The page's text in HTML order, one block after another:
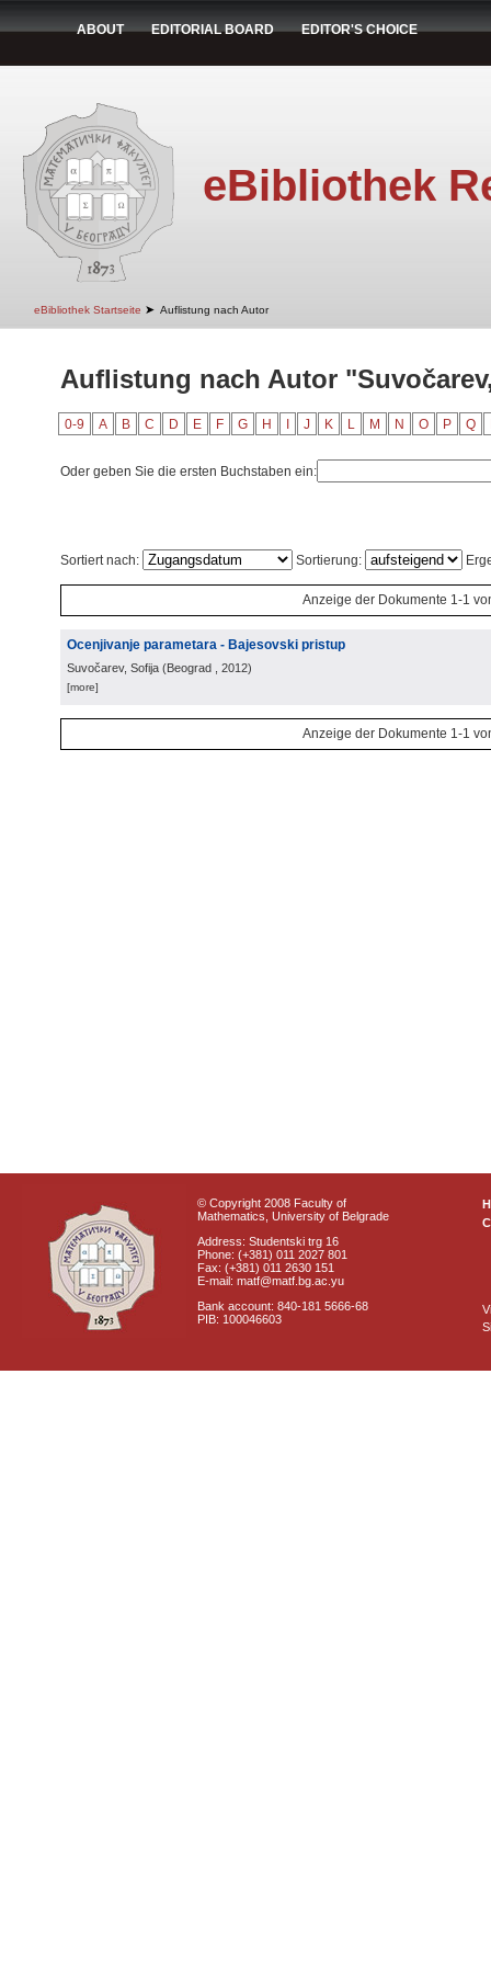
ABOUT EDITORIAL BOARD EDITOR'S CHOICE
eBibliothek
eBibliothek Startseite ➤ Auflistung nach Autor
Auflistung nach Autor
0-9 A B C D E F G H J K L M N O P Q
Oder geben Sie die ersten Buchstaben ein:
Sortiert nach: Sortierung:
Anzeige der Dokumente 1-1
Ocenjivanje parametara - Bajesovski pristup
Suvočarev, Sofija (Beograd , 2012)
[more]
Anzeige der Dokumente 1-1
© Copyright 2008 Faculty of
Mathematics, University of Belgrade
Address: Studentski trg 16
Phone: (+381) 011 2027 801
Fax: (+381) 011 2630 151
E-mail: matf@matf.bg.ac.yu
Bank account: 840-181 5666-68
PIB: 100046603